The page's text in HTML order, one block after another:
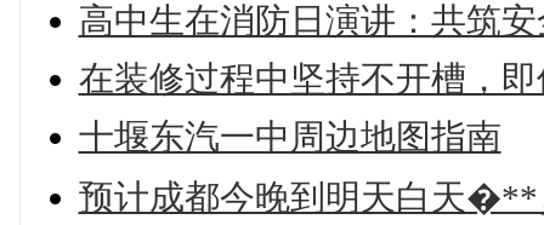
高中生在消防日演讲：共筑
在装修过程中坚持不开槽，
十堰东汽一中周边地图指南
预计成都今晚到明天白天